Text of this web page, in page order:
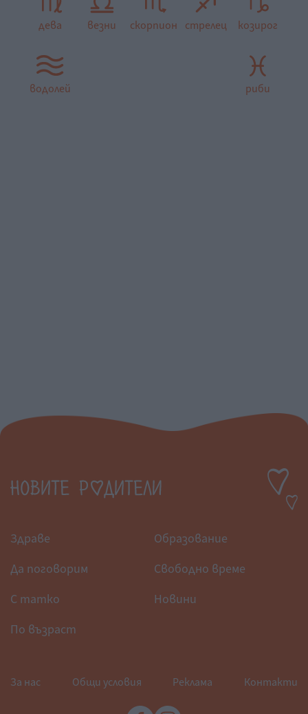
дева везни скорпион стрелец козирог
водолей риби
Здраве
Образование
Да поговорим
Свободно време
С татко
Новини
По възраст
За нас Общи условия Реклама Контакти